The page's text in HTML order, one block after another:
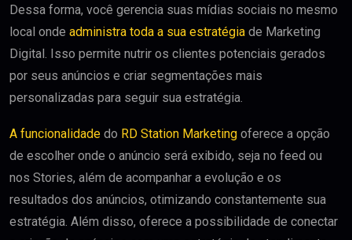
Dessa forma, você gerencia suas mídias sociais no mesmo
local onde administra toda a sua estratégia de Marketing
Digital. Isso permite nutrir os clientes potenciais gerados
por seus anúncios e criar segmentações mais
personalizadas para seguir sua estratégia.
A funcionalidade do RD Station Marketing oferece a opção
de escolher onde o anúncio será exibido, seja no feed ou
nos Stories, além de acompanhar a evolução e os
resultados dos anúncios, otimizando constantemente sua
estratégia. Além disso, oferece a possibilidade de conectar